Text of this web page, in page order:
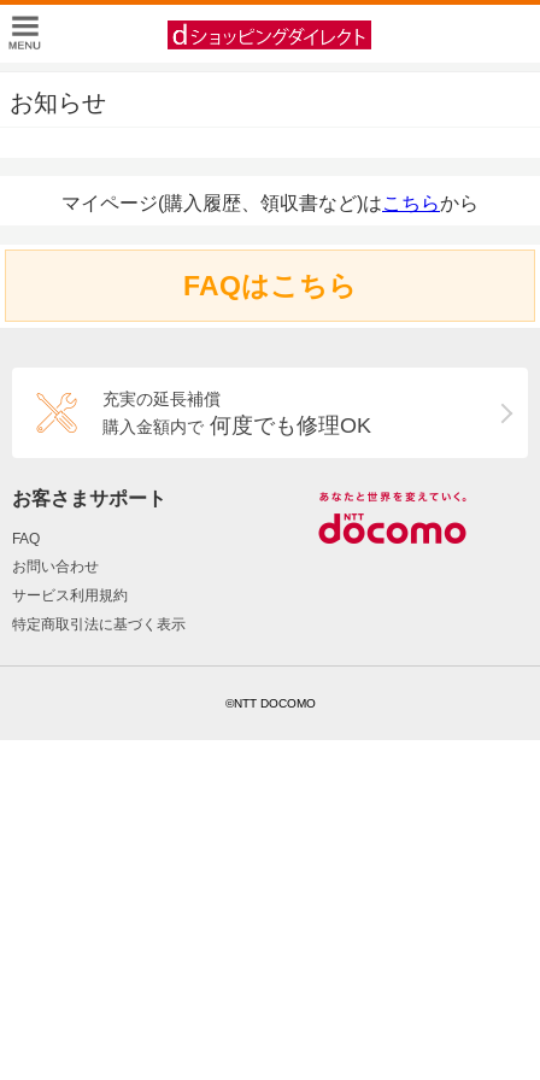
お知らせ
マイページ(購入履歴、領収書など)はこちらから
FAQはこちら
充実の延長補償
購入金額内で 何度でも修理OK
お客さまサポート
FAQ
お問い合わせ
サービス利用規約
特定商取引法に基づく表示
©NTT DOCOMO